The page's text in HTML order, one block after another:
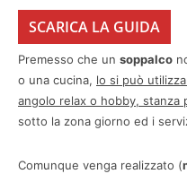
SCARICA LA GUIDA
Premesso che un soppalco
o una cucina, lo si può
angolo relax o hobby, stanza
sotto la zona giorno ed i
Comunque venga realizzato (